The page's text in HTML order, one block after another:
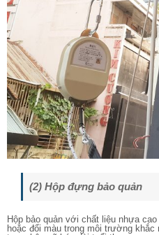
(2) Hộp đựng bảo quản
Hộp bảo quản với chất liệu nhựa
hoặc đổi màu trong môi trường